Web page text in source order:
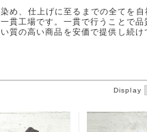
め、仕上げに至るまでの全てを自
貫工場です。一貫で行うことで品
質の高い商品を安価で提供し続け
Display